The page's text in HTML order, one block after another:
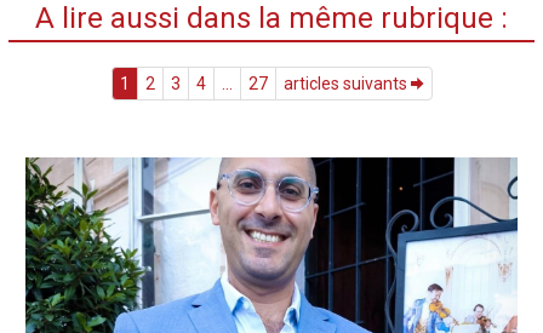
A lire aussi dans la même rubrique :
1 2 3 4 27 articles suivants